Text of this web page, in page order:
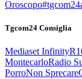
Oroscopo
Tgcom24 Consiglia
Mediaset Infinity
MontecarloRadio
PorroNon Sprecare